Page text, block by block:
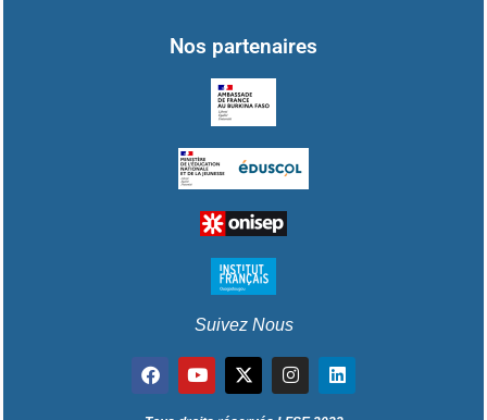
Nos partenaires
Suivez Nous